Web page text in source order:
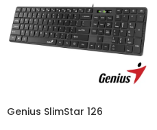
Genius SlimStar 126